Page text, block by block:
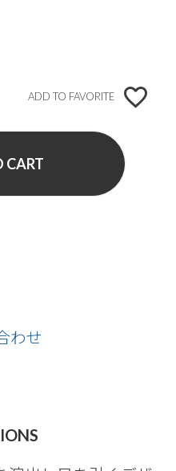
ADD TO FAVORITE
CART
わせ